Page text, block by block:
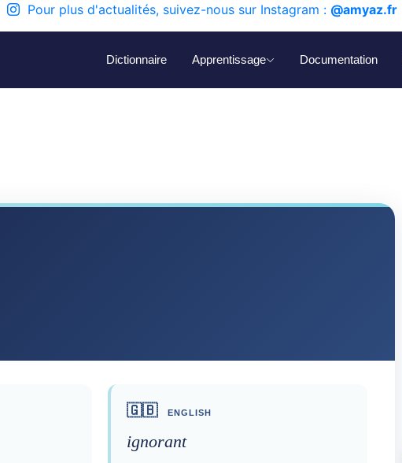
Pour plus d'actualités, suivez-nous sur Instagram : @amyaz.fr
Dictionnaire Apprentissage Documentation
🇬🇧 ENGLISH
ignorant